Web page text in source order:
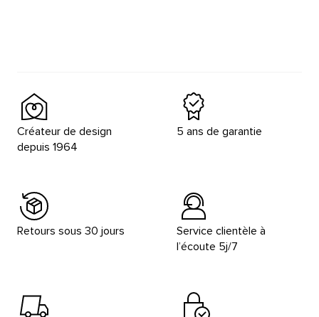
Créateur de design
depuis 1964
5 ans de garantie
Retours sous 30 jours
Service clientèle à
l’écoute 5j/7